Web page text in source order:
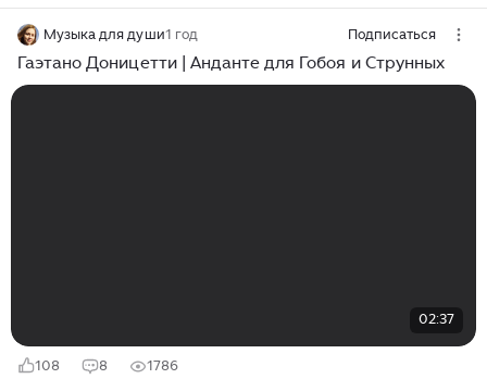
Музыка для души1 год Подписаться
Гаэтано Доницетти | Анданте для Гобоя и Струнных
02:37
108 8 1786